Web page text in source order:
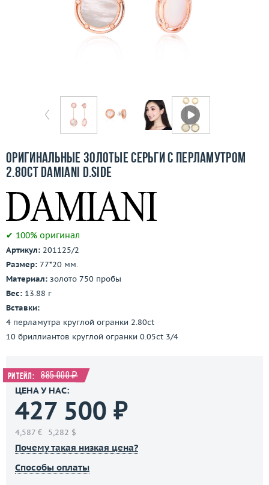
Бесплатная доставка
Ломбард
3D-тур по шоуруму
Заказать звонок
Оригинальные золотые серьги с перламутром
2.80ct Damiani D.Side
✔ 100% оригинал
Артикул: 201125/2
Размер: 77*20 мм.
Материал: золото 750 пробы
Вес: 13.88 г
Вставки:
4 перламутра круглой огранки 2.80ct
10 бриллиантов круглой огранки 0.05ct 3/4
Ритейл: 885 000 ₽
ЦЕНА У НАС:
427 500 ₽
4,587 € 5,282 $
Почему такая низкая цена?
Способы оплаты